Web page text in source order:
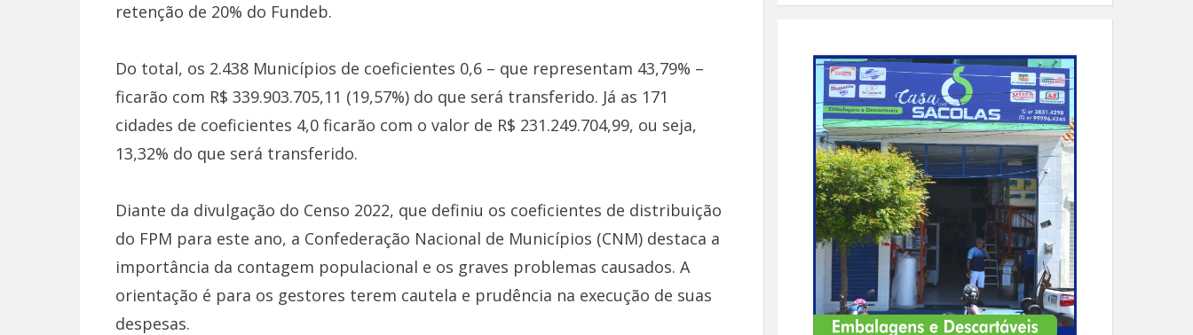
retenção de 20% do Fundeb.
Do total, os 2.438 Municípios de coeficientes 0,6 – que representam 43,79% –
ficarão com R$ 339.903.705,11 (19,57%) do que será transferido. Já as 171
cidades de coeficientes 4,0 ficarão com o valor de R$ 231.249.704,99, ou seja,
13,32% do que será transferido.
Diante da divulgação do Censo 2022, que definiu os coeficientes de distribuição
do FPM para este ano, a Confederação Nacional de Municípios (CNM) destaca a
importância da contagem populacional e os graves problemas causados. A
orientação é para os gestores terem cautela e prudência na execução de suas
despesas.